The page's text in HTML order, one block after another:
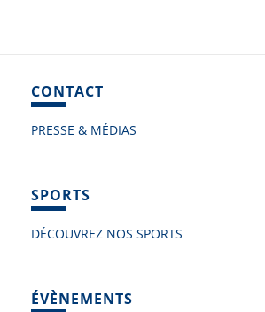
CONTACT
PRESSE & MÉDIAS
SPORTS
DÉCOUVREZ NOS SPORTS
ÉVÈNEMENTS